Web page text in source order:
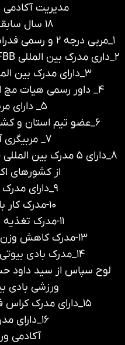
مدیریت
۱۸ سال سابقه فعال مربیگری
۱_مربی درجه ۲ و رسمی فدراسیون بدنسازی و پرورش اندام
۲_داری مدرک بین المللی IFBB (بدنسازی، فیزیک و مدلینگ)
۳_دارای مدرک بین المللی فیتنس QALانگلیس
۴_ داور رسمی هیات مچ اندازی و دارای دفترچه داوری
۵_ دارای مربیگری ایروبیک
۶_عضو تیم استان و کشوری ایروبیک در سال ۹۰تا۹۱
۷_ مربیگری آمادگی جسمانی
از کشورهای
۹_دارای مدرک مربیگری پیلاتس
۱۰-مدرک کار بادستگاه از تهران
۱۱-مدرک تغذیه و مکملهای ورزشی
۱۳-مدرک کاهش وزن در عضلات شکم و پهلو
۱۴_مدرک بادی بیوتی بلی ایربوبیک درجهbوc
لوح سپاس از سید داود
ورزشی بادی
۱۵_دارای مدرک کراس فیت و سمینار کراس فیت
۱۶_دارای مدرک trx از تهران
آکادمی